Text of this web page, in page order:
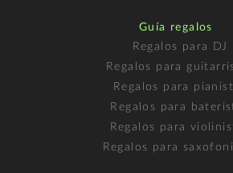
Guía regalos
Regalos para DJ
Regalos para
Regalos para
Regalos para
Regalos para
Regalos para